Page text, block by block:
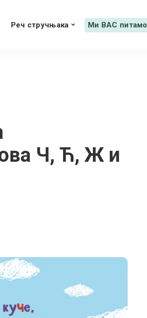
Реч стручњака Ми ВАС питамо
Ч, Ћ, Ж и